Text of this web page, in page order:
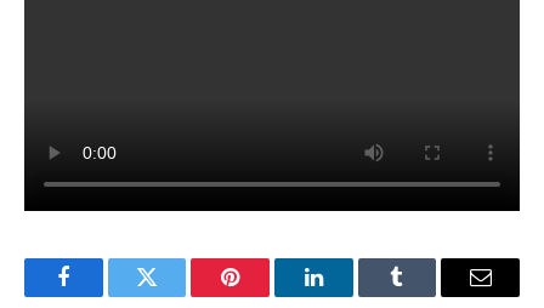
FacebookTwitter Pinterest LinkedInTumblr
E-